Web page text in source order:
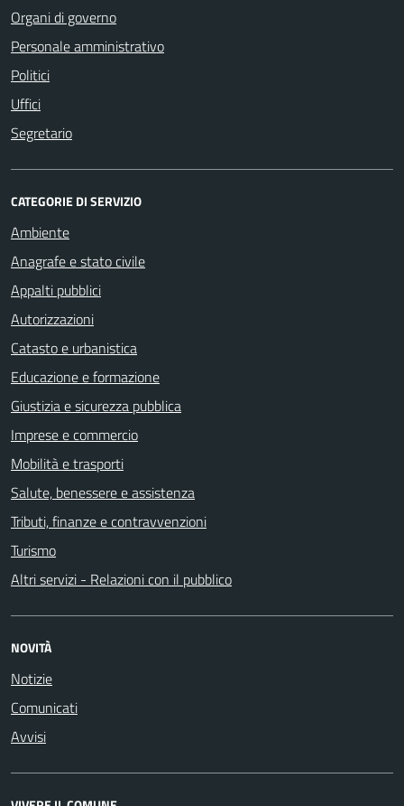
Organi di governo
Personale amministrativo
Politici
Uffici
Segretario
CATEGORIE DI SERVIZIO
Ambiente
Anagrafe e stato civile
Appalti pubblici
Autorizzazioni
Catasto e urbanistica
Educazione e formazione
Giustizia e sicurezza pubblica
Imprese e commercio
Mobilità e trasporti
Salute, benessere e assistenza
Tributi, finanze e contravvenzioni
Turismo
Altri servizi - Relazioni con il pubblico
NOVITÀ
Notizie
Comunicati
Avvisi